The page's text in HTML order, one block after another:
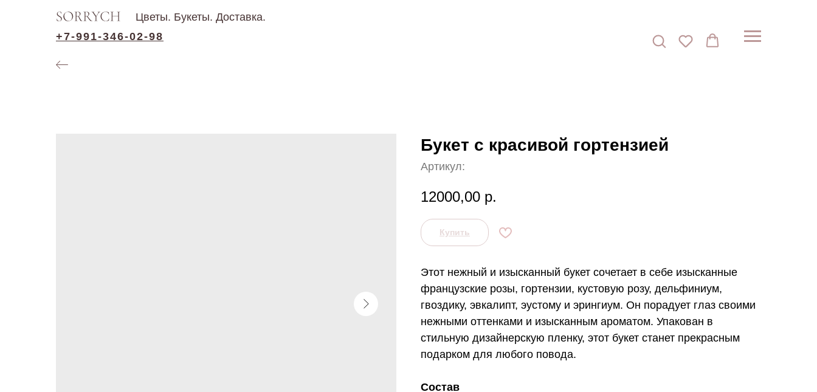
Цветы. Букеты. Доставка.
+7-991-346-02-98
Букет с красивой гортензией
Артикул:
12000,00 р.
Купить
Этот нежный и изысканный букет сочетает в себе изысканные
французские розы, гортензии, кустовую розу, дельфиниум,
гвоздику, эвкалипт, эустому и эрингиум. Он порадует глаз своими
нежными оттенками и изысканным ароматом. Упакован в
стильную дизайнерскую пленку, этот букет станет прекрасным
подарком для любого повода.
Состав